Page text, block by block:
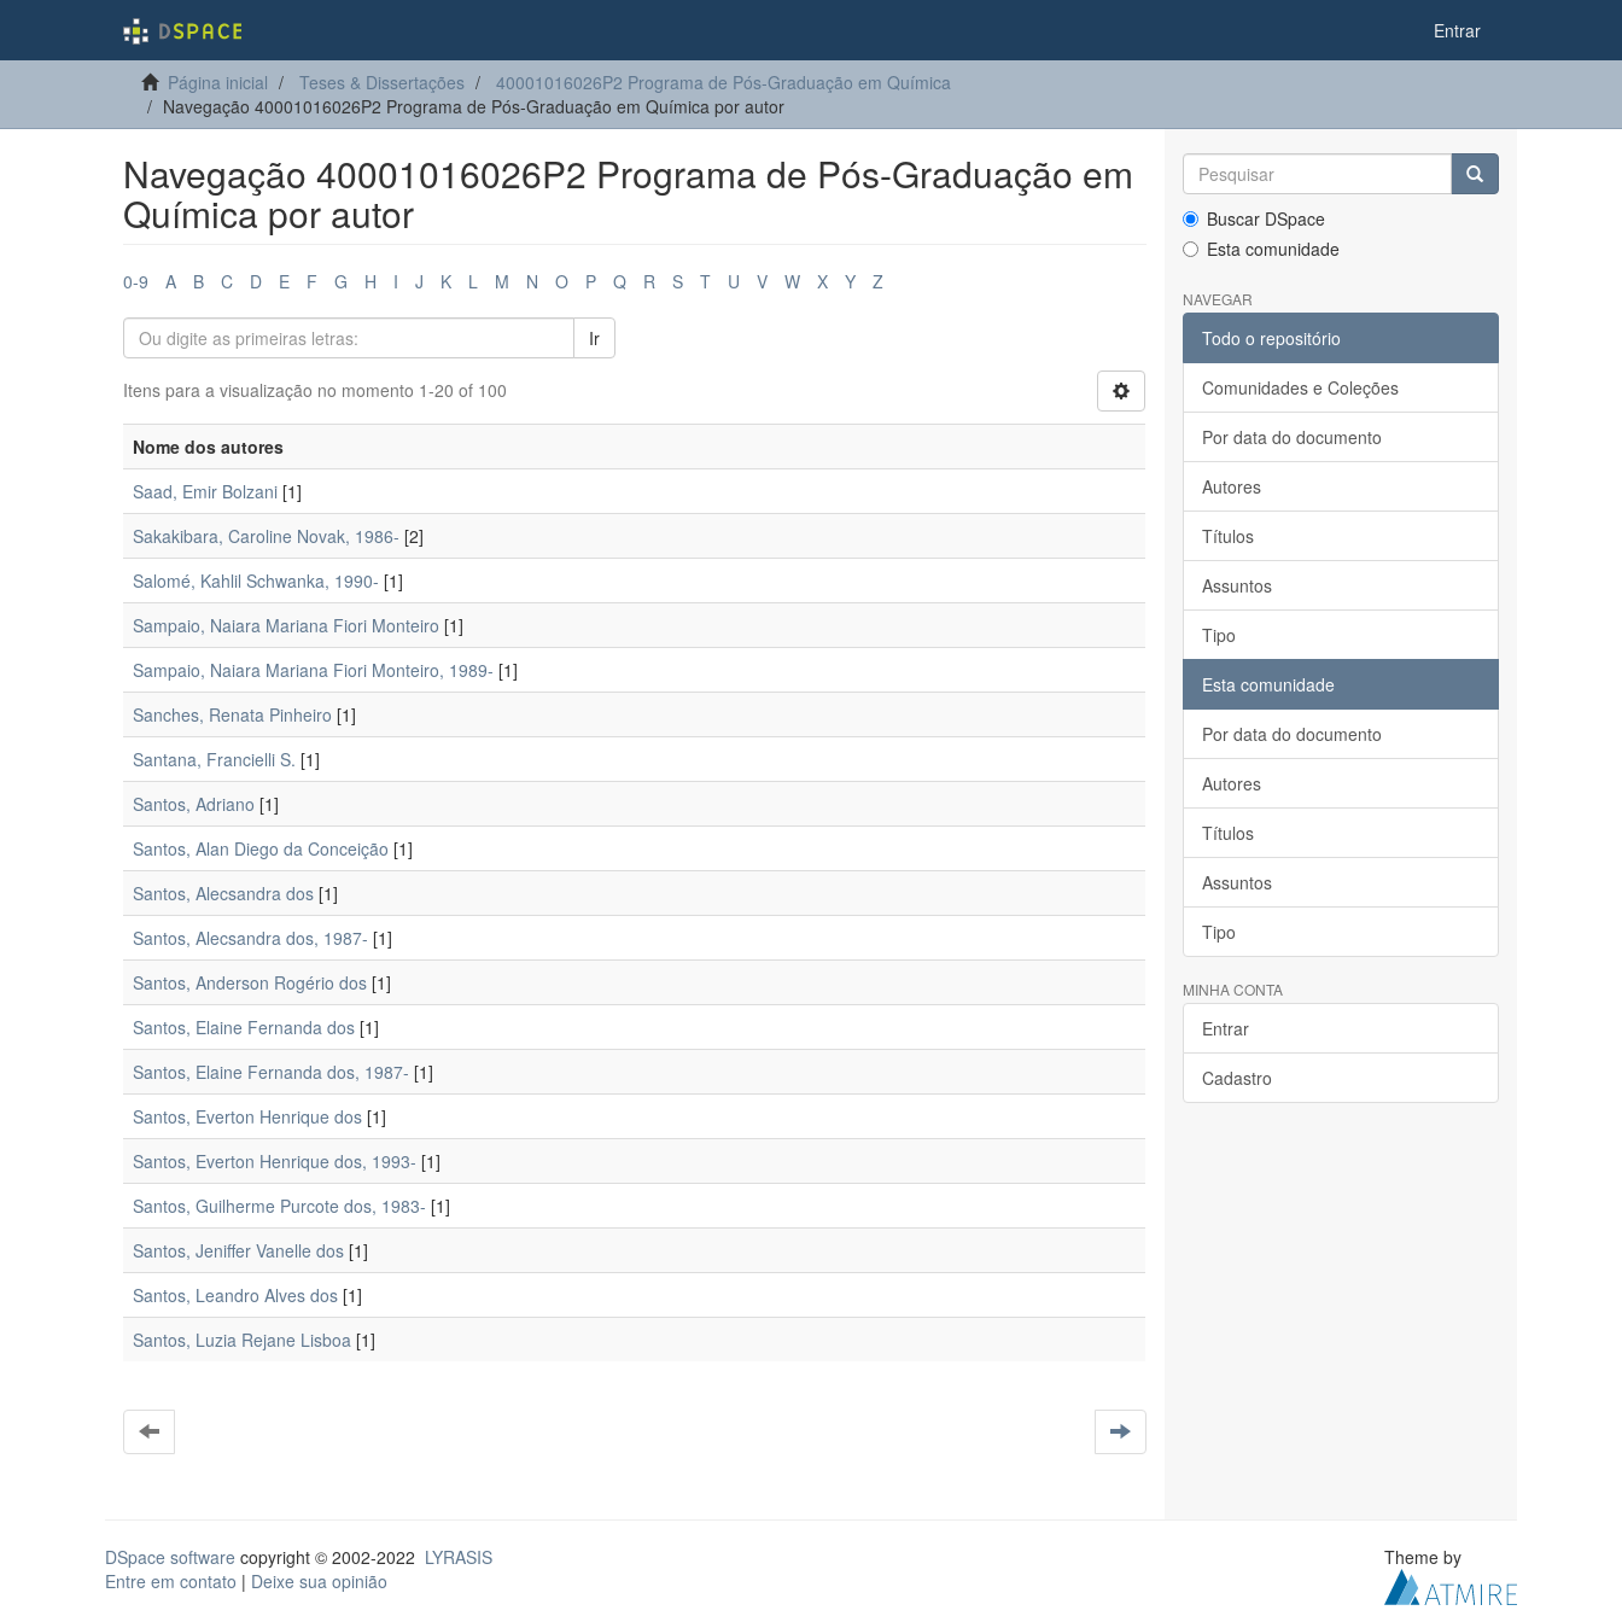
Entrar
Página inicial Teses & Dissertações
40001016026P2 Programa de Pós-Graduação em Química
Navegação 40001016026P2 Programa de Pós-Graduação em Química por autor
Navegação 40001016026P2 Programa de Pós-Graduação em
Química por autor
0-9 A B C D E F G H I J K L M N O P Q R S T U V W X Y Z
Ir
Itens para a visualização no momento 1-20 of 100
Nome dos autores
Saad, Emir Bolzani [1]
Sakakibara, Caroline Novak, 1986- [2]
Salomé, Kahlil Schwanka, 1990- [1]
Sampaio, Naiara Mariana Fiori Monteiro [1]
Sampaio, Naiara Mariana Fiori Monteiro, 1989- [1]
Sanches, Renata Pinheiro [1]
Santana, Francielli S. [1]
Santos, Adriano [1]
Santos, Alan Diego da Conceição [1]
Santos, Alecsandra dos [1]
Santos, Alecsandra dos, 1987- [1]
Santos, Anderson Rogério dos [1]
Santos, Elaine Fernanda dos [1]
Santos, Elaine Fernanda dos, 1987- [1]
Santos, Everton Henrique dos [1]
Santos, Everton Henrique dos, 1993- [1]
Santos, Guilherme Purcote dos, 1983- [1]
Santos, Jeniffer Vanelle dos [1]
Santos, Leandro Alves dos [1]
Santos, Luzia Rejane Lisboa [1]
Buscar DSpace
Esta comunidade
NAVEGAR
Todo o repositório
Comunidades e Coleções
Por data do documento
Autores
Títulos
Assuntos
Tipo
Esta comunidade
Por data do documento
Autores
Títulos
Assuntos
Tipo
MINHA CONTA
Entrar
Cadastro
DSpace software copyright © 2002-2022 LYRASIS
Entre em contato | Deixe sua opinião
Theme by